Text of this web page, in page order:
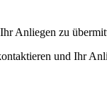
Anliegen zu
und Ihr